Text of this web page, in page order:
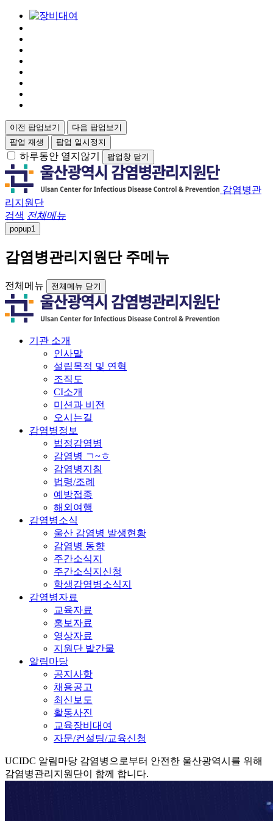
이전 팝업보기
다음 팝업보기
팝업 재생
팝업 일시정지
하루동안 열지않기 팝업창 닫기
감염병관
리지원단
검색 전체메뉴
popup1
감염병관리지원단 주메뉴
전체메뉴 전체메뉴 닫기
기관 소개
인사말
설립목적 및 연혁
조직도
CI소개
미션과 비전
오시는길
감염병정보
법정감염병
감염병 ㄱ~ㅎ
감염병지침
법령/조례
예방접종
해외여행
감염병소식
울산 감염병 발생현황
감염병 동향
주간소식지
주간소식지신청
학생감염병소식지
감염병자료
교육자료
홍보자료
영상자료
지원단 발간물
알림마당
공지사항
채용공고
최신보도
활동사진
교육장비대여
자문/컨설팅/교육신청
UCIDC 알림마당 감염병으로부터 안전한 울산광역시를 위해
감염병관리지원단이 함께 합니다.